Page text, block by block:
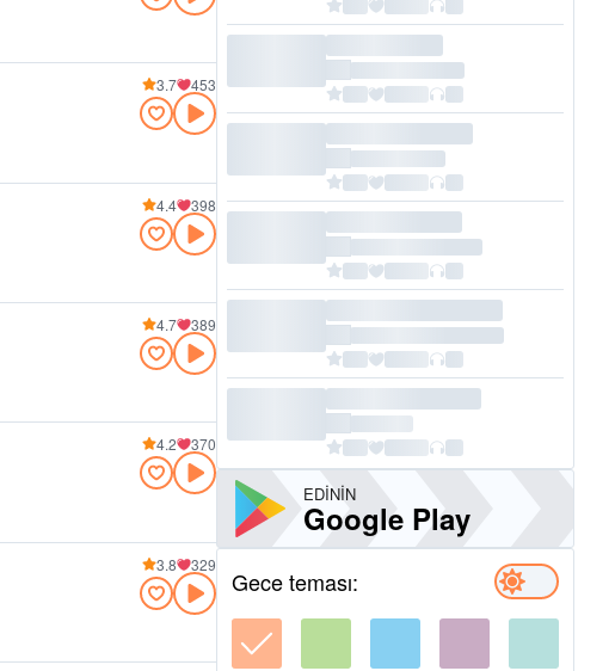
3.7 453
4.4 398
4.7 389
4.2 370
3.8 329
EDININ
Google Play
Gece teması: